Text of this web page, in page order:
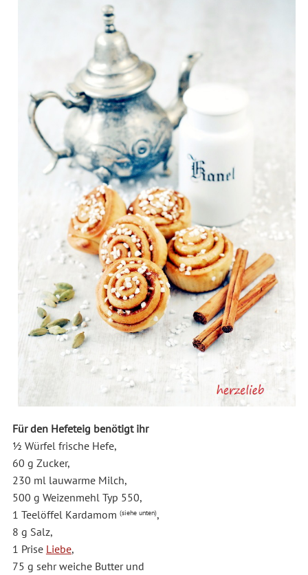
Für den Hefeteig benötigt ihr
1⁄2 Würfel frische Hefe,
60 g Zucker,
230 ml lauwarme Milch,
500 g Weizenmehl Typ 550,
1 Teelöffel Kardamom (siehe unten),
8 g Salz,
1 Prise Liebe,
75 g sehr weiche Butter und